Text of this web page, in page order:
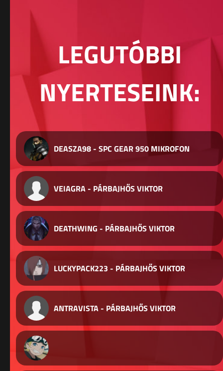
LEGUTÓBBI
NYERTESEINK:
DEASZA98 - SPC GEAR 950 MIKROFON
VEIAGRA - PÁRBAJHŐS VIKTOR
DEATHWING - PÁRBAJHŐS VIKTOR
LUCKYPACK223 - PÁRBAJHŐS VIKTOR
ANTRAVISTA - PÁRBAJHŐS VIKTOR